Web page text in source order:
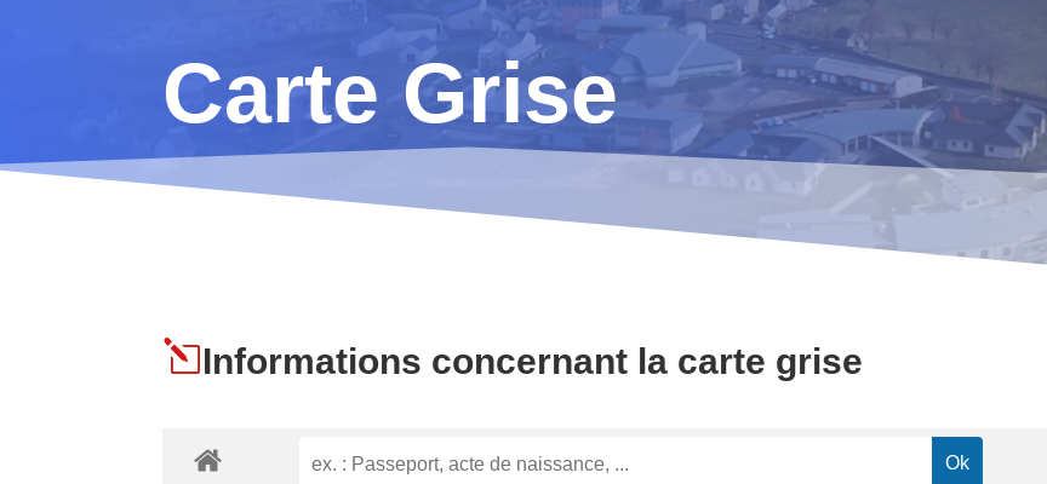
Carte Grise
lInformations concernant la carte grise